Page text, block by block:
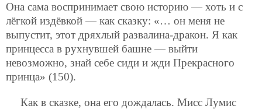
Она сама воспринимает свою историю — хоть и с
лёгкой издёвкой — как сказку: «… он меня не
выпустит, этот дряхлый развалина-дракон. Я как
принцесса в рухнувшей башне — выйти
невозможно, знай себе сиди и жди Прекрасного
принца» (150).
Как в сказке, она его дождалась. Мисс Лумис